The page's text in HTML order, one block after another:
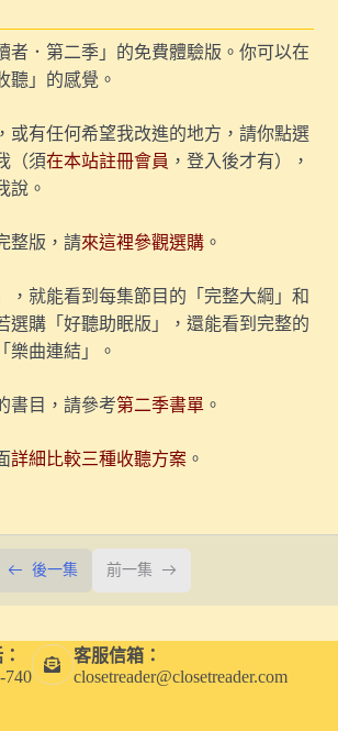
索聽覺】人為什麼追求安靜？談談靜
何時會成為愉悅？
）
人生第一份工作，以及我的一項奢侈
】你的感官世界有多狹窄？（8分鐘
年內減重了 18 公斤？
新召喚魅惑性的感官經驗
者．第二季」的免費體驗版。你可以在
聽」的感覺。
或有任何希望我改進的地方，請你點選
（須在本站註冊會員 ，登入後才有），
說。
整版，請來這裡參觀選購 。
，就能看到每集節目的「完整大綱」和
選購「好聽助眠版」，還能看到完整的
樂曲連結」。
書目，請參考第二季書單 。
詳細比較三種收聽方案 。
後一集 前一集
740
客服信箱：
closetreader@closetreader.com